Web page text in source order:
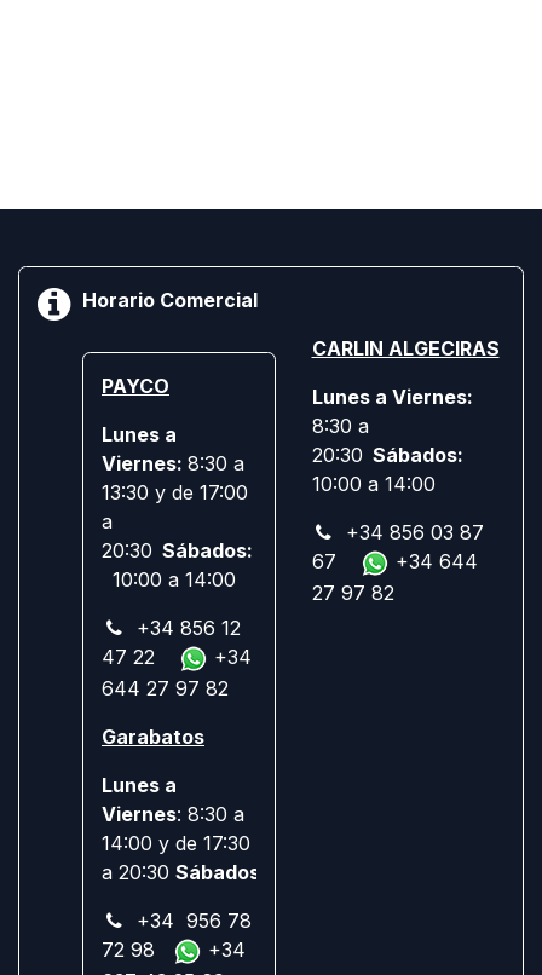
Horario Comercial
PAYCO
Lunes a
Viernes: 8:30 a
13:30 y de 17:00
a
20:30 Sábados:
10:00 a 14:00
+34 856 12
47 22
+34
644 27 97 82
Garabatos
Lunes a
Viernes: 8:30 a
14:00 y de 17:30
a 20:30 Sábados:
+34 956 78
72 98
+34
CARLIN ALGECIRAS
Lunes a Viernes:
8:30 a
20:30 Sábados:
10:00 a 14:00
+34 856 03 87
67
+34 644
27 97 82